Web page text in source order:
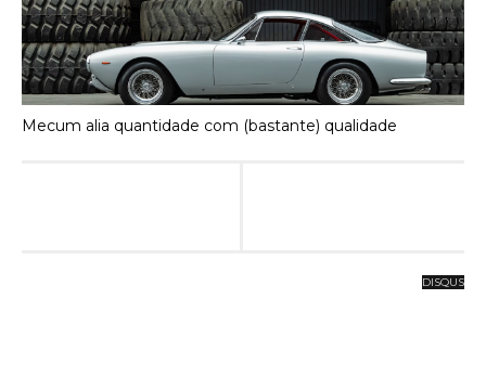
Mecum alia quantidade com (bastante) qualidade
DISQUS